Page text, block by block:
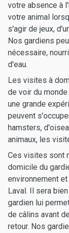
votre absence à
votre animal
s'agir de jeux,
Nos gardiens
nécessaire,
d'eau.
Les visites à
de voir du
une grande
peuvent
hamsters,
animaux, les
Ces visites sont
domicile du
environnement
Laval. Il sera
gardien lui
de câlins avant
retour. Nos